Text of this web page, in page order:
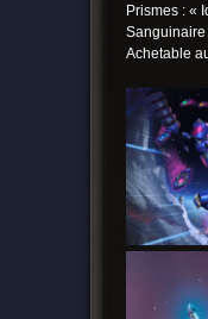
Prismes : «
Sanguinaire
Achetable